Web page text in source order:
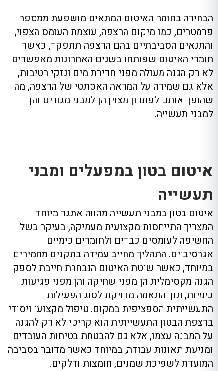
הבחירה בחומר האיטום המתאים מושפעת ממספר
פרמטרים, כמו מיקום הרצפה, עוצמת העומס הצפוי,
והתנאים הסביבתיים בהם הרצפה תתפקד, כאשר
חומרי האיטום שפותחו בשנים האחרונות מאפשרים
לא רק הגנה מעולה מפני חדירת מים ונזקי רטיבות,
אלא גם שמירה על המראה האסתטי של הרצפה, מה
שהופך אותם לפתרון מצוין הן למבני מגורים והן
למבני תעשייה.
איטום בטון במפעלים ומבני
תעשייה
איטום בטון במבני תעשייה מהווה אתגר מיוחד
המצריך התייחסות מקצועית מעמיקה, בעיקר בשל
החשיפה לעומסים כבדים ולחומרים כימיים
אגרסיביים. התהליך מחייב עמידה בתקנים מחמירים
במיוחד, כאשר שיטת האיטום הנבחרת חייבת לספק
הגנה מקסימלית הן מפני שחיקה והן מפני פגיעות
כימיות, תוך התאמה מדויקת לסוג הפעילות
התעשייתית הספציפית במקום. טיפול מקצועי ויסודי
ברצפת הבטון התעשייתית הוא קריטי לא רק להגנה
על המבנה עצמו, אלא גם להבטחת בטיחות העובדים
ומניעת תאונות עבודה, במיוחד כאשר מדובר בסביבה
המועדת לשפיכת שמנים, חומצות ודלקים.